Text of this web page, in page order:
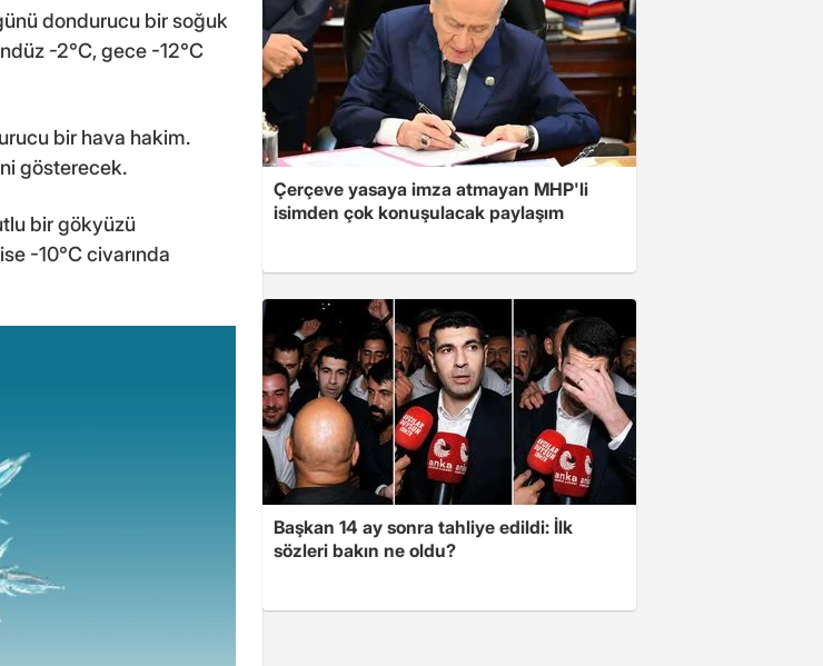
dondurucu bir soğuk
-2°C, gece -12°C
bir hava hakim.
gösterecek.
bir gökyüzü
-10°C civarında
Çerçeve yasaya imza atmayan MHP'li
isimden çok konuşulacak paylaşım
Başkan 14 ay sonra tahliye edildi: İlk
sözleri bakın ne oldu?